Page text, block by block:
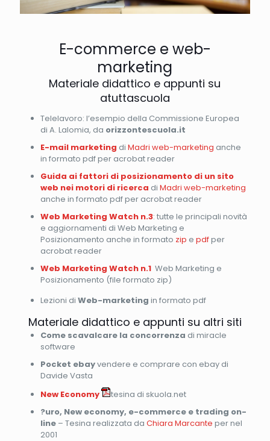
E-commerce e web-
marketing
Materiale didattico e appunti su
atuttascuola
Telelavoro: l’esempio della Commissione Europea
di A. Lalomia, da orizzontescuola.it
E-mail marketing di Madri web-marketing anche
in formato pdf per acrobat reader
Guida ai fattori di posizionamento di un sito
web nei motori di ricerca di Madri web-marketing
anche in formato pdf per acrobat reader
Web Marketing Watch n.3: tutte le principali novità
e aggiornamenti di Web Marketing e
Posizionamento anche in formato zip e pdfper
acrobat reader
Web Marketing Watch n.1Web Marketing e
Posizionamento (file formato zip)
Lezioni di Web-marketing in formato pdf
Materiale didattico e appunti su altri siti
Come scavalcare la concorrenza di miracle
software
Pocket ebayvendere e comprare con ebay di
Davide Vasta
New Economy
tesina di skuola.net
?uro, New economy, e-commerce e trading on-
line– Tesina realizzata da Chiara Marcante per nel
2001